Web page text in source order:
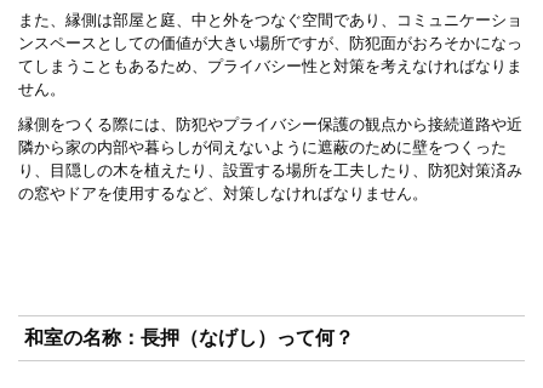
また、縁側は部屋と庭、中と外をつなぐ空間であり、コミュニケーショ
ンスペースとしての価値が大きい場所ですが、防犯面がおろそかになっ
てしまうこともあるため、プライバシー性と対策を考えなければなりま
せん。
縁側をつくる際には、防犯やプライバシー保護の観点から接続道路や近
隣から家の内部や暮らしが伺えないように遮蔽のために壁をつくった
り、目隠しの木を植えたり、設置する場所を工夫したり、防犯対策済み
の窓やドアを使用するなど、対策しなければなりません。
和室の名称：長押（なげし）って何？